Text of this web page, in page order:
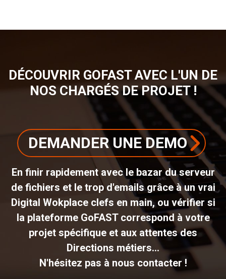
DÉCOUVRIR GOFAST AVEC L'UN DE
NOS CHARGÉS DE PROJET !
DEMANDER UNE DEMO
En finir rapidement avec le bazar du serveur
de fichiers et le trop d'emails grâce à un vrai
Digital Wokplace clefs en main, ou vérifier si
la plateforme GoFAST correspond à votre
projet spécifique et aux attentes des
Directions métiers...
N'hésitez pas à nous contacter !